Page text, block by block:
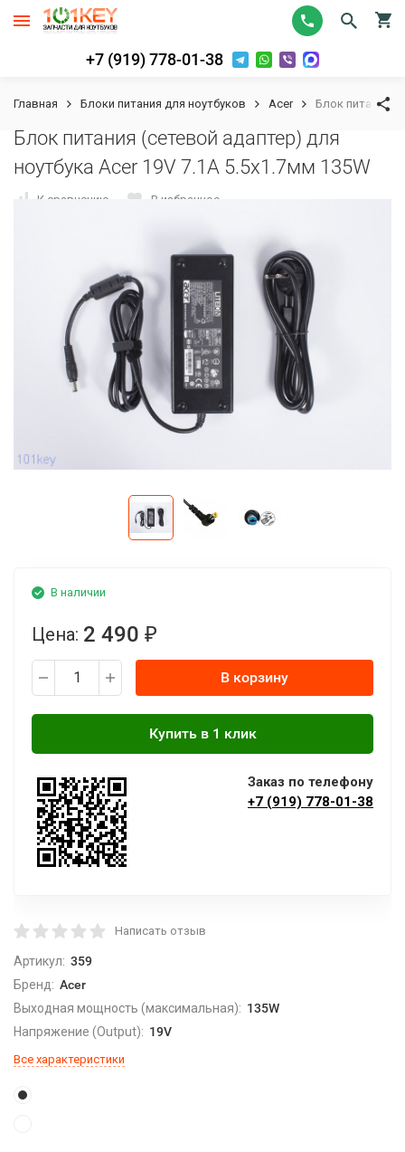
+7 (919) 778-01-38
Главная Блоки питания для ноутбуков Acer Блок питания
Блок питания (сетевой адаптер) для
ноутбука Acer 19V 7.1A 5.5x1.7мм 135W
К сравнению В избранное
В наличии
Цена: 2 490 ₽
В корзину
Заказ по телефону
+7 (919) 778-01-38
Написать отзыв
Артикул: 359
Бренд: Acer
Выходная мощность (максимальная): 135W
Напряжение (Output): 19V
Все характеристики